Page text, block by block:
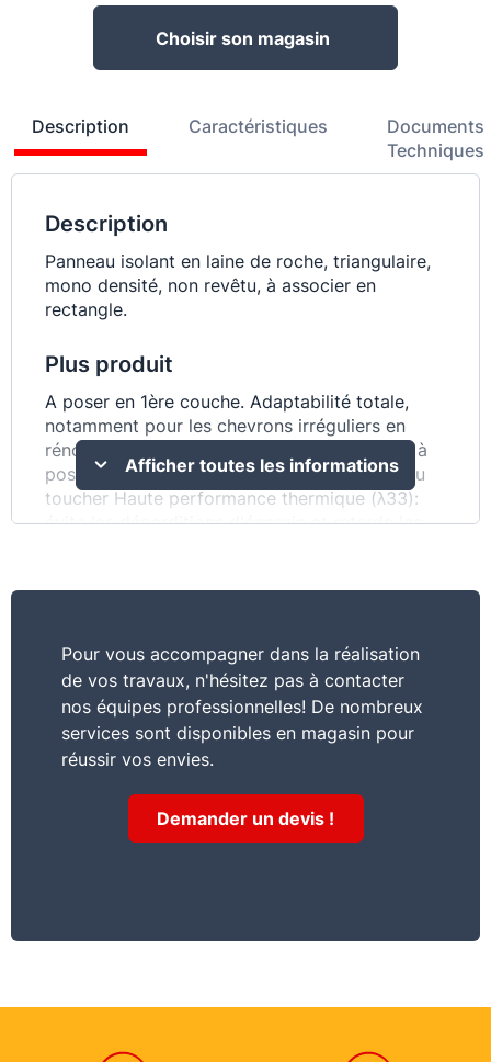
Choisir son magasin
Description Caractéristiques
Documents
Techniques
Description
Panneau isolant en laine de roche, triangulaire,
mono densité, non revêtu, à associer en
rectangle.
Plus produit
A poser en 1ère couche. Adaptabilité totale,
notamment pour les chevrons irréguliers en
rénovation Gain de temps, zéro chute Facile à
poser: panneaux légers et maniables, doux au
toucher Haute performance thermique (λ33):
évite les déperditions d'énergie et retarde les
Contribue à la sécurité incendie de l'habitation
Commentaire
Panneau isolant en laine de roche, triangulaire,
mono densité, non revêtu, à associer en
rectangle. Deltarock est utilisé pour l'isolation
des combles aménagés entre chevrons, en 1ère
l'isolation thermique des planchers bois
intermédiaires en sous-face, entre éléments de
Afficher toutes les informations
Pour vous accompagner dans la réalisation
de vos travaux, n'hésitez pas à contacter
nos équipes professionnelles! De nombreux
services sont disponibles en magasin pour
réussir vos envies.
Demander un devis !